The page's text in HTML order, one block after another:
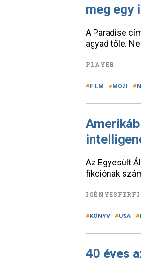
meg egy
A Paradise
agyad tőle.
PLAYER
FILM MOZI
Az Egyesült
fikciónak
KÖNYV USA
40 éves